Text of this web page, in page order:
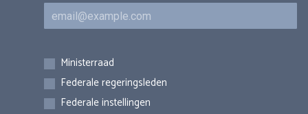
E-mail
Inschrijvingen
Ministerraad
Federale regeringsleden
Federale instellingen